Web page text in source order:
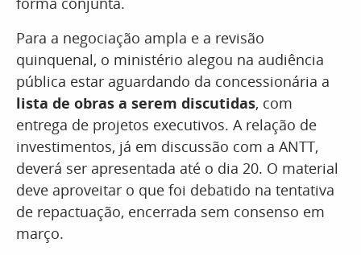
Para a negociação ampla e a revisão
quinquenal, o ministério alegou na audiência
pública estar aguardando da concessionária a
lista de obras a serem discutidas, com
entrega de projetos executivos. A relação de
investimentos, já em discussão com a ANTT,
deverá ser apresentada até o dia 20. O material
deve aproveitar o que foi debatido na tentativa
de repactuação, encerrada sem consenso em
março.